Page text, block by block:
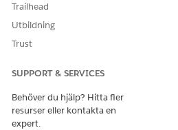
Trailhead
Utbildning
Trust
SUPPORT & SERVICES
Behöver du hjälp? Hitta fler
resurser eller kontakta en
expert.